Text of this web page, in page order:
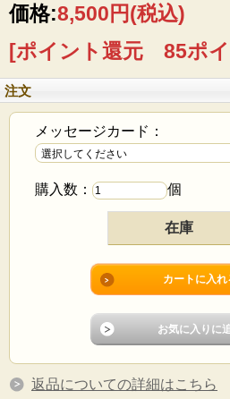
価格:8,500円(税込)
[ポイント還元 85ポ
注文
メッセージカード：
購入数： 個
在庫
返品についての詳細はこちら